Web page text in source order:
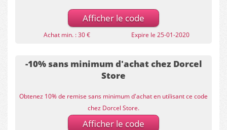
Afficher le code
Achat min. : 30 € Expire le 25-01-2020
-10% sans minimum d'achat chez Dorcel
Store
Obtenez 10% de remise sans minimum d'achat en utilisant ce code
chez Dorcel Store.
Afficher le code